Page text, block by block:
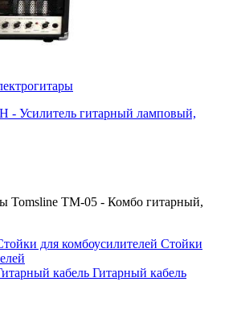
- Усилитель гитарный ламповый,
Tomsline TM-05 - Комбо гитарный,
Стойки
Гитарный кабель